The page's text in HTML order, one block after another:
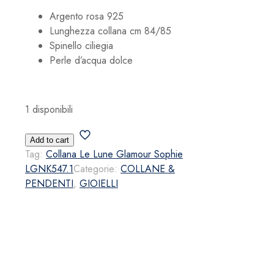
Argento rosa 925
Lunghezza collana cm 84/85
Spinello ciliegia
Perle d’acqua dolce
1 disponibili
Collana
Le
Lune
Glamour
Sophie
Add to cart
Tag: Collana Le Lune Glamour Sophie
LGNK547.1Categorie: COLLANE &
PENDENTI, GIOIELLI